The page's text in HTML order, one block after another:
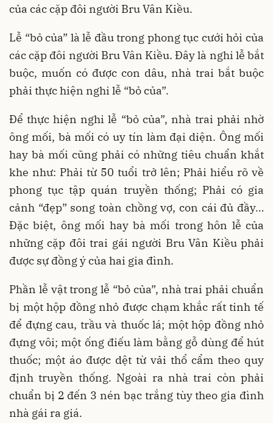
của các cặp đôi người Bru Vân Kiều.
Lễ “bỏ của” là lễ đầu trong phong tục cưới hỏi của
các cặp đôi người Bru Vân Kiều. Đây là nghi lễ bắt
buộc, muốn có được con dâu, nhà trai bắt buộc
phải thực hiện nghi lễ “bỏ của”.
Để thực hiện nghi lễ “bỏ của”, nhà trai phải nhờ
ông mối, bà mối có uy tín làm đại diện. Ông mối
hay bà mối cũng phải có những tiêu chuẩn khắt
khe như: Phải từ 50 tuổi trở lên; Phải hiểu rõ về
phong tục tập quán truyền thống; Phải có gia
cảnh “đẹp” song toàn chồng vợ, con cái đủ đầy…
Đặc biệt, ông mối hay bà mối trong hôn lễ của
những cặp đôi trai gái người Bru Vân Kiều phải
được sự đồng ý của hai gia đình.
Phần lễ vật trong lễ “bỏ của”, nhà trai phải chuẩn
bị một hộp đồng nhỏ được chạm khắc rất tinh tế
để đựng cau, trầu và thuốc lá; một hộp đồng nhỏ
đựng vôi; một ống điếu làm bằng gỗ dùng để hút
thuốc; một áo được dệt từ vải thổ cẩm theo quy
định truyền thống. Ngoài ra nhà trai còn phải
chuẩn bị 2 đến 3 nén bạc trắng tùy theo gia đình
nhà gái ra giá.